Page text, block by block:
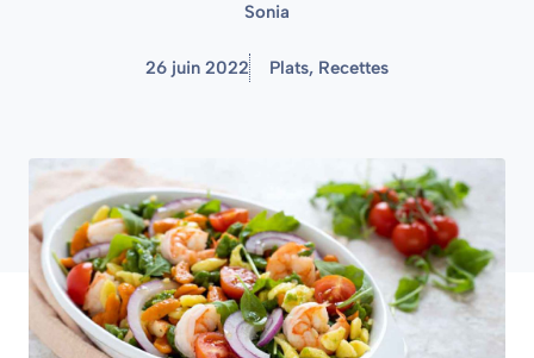
Sonia
26 juin 2022 Plats, Recettes